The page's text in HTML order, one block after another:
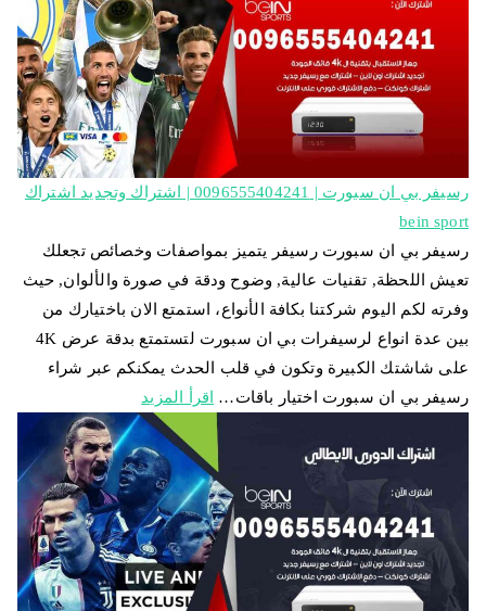
رسيفر بي ان سبورت | 0096555404241 | اشتراك وتجديد اشتراك
bein sport
رسيفر بي ان سبورت رسيفر يتميز بمواصفات وخصائص تجعلك
تعيش اللحظة, تقنيات عالية, وضوح ودقة في صورة والألوان, حيث
وفرته لكم اليوم شركتنا بكافة الأنواع، استمتع الان باختيارك من
بين عدة انواع لرسيفرات بي ان سبورت لتستمتع بدقة عرض 4K
على شاشتك الكبيرة وتكون في قلب الحدث يمكنكم عبر شراء
رسيفر بي ان سبورت اختيار باقات…
اقرأ المزيد